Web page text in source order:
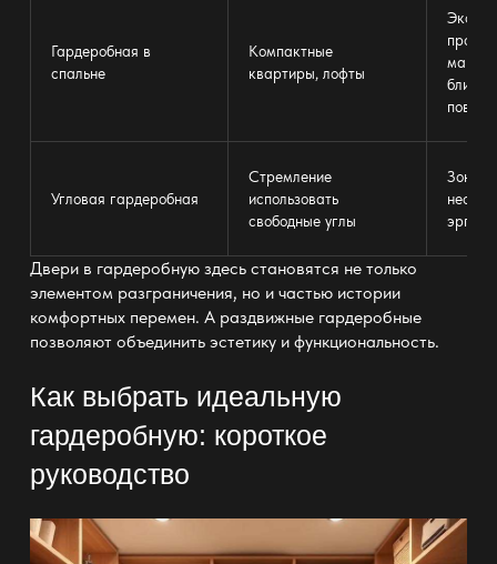
Гардеробная в
спальне
Компактные
квартиры, лофты
Угловая гардеробная
Стремление
использовать
свободные углы
Зоны
Двери в гардеробную здесь становятся не только
элементом разграничения, но и частью истории
комфортных перемен. А раздвижные гардеробные
позволяют объединить эстетику и функциональность.
Как выбрать идеальную
гардеробную: короткое
руководство